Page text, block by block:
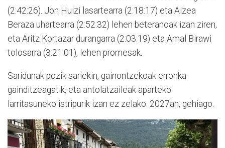
(2:42:26). Jon Huizi lasartearra (2:18:17) eta Aizea
Beraza uhartearra (2:52:32) lehen beteranoak izan ziren,
eta Aritz Kortazar durangarra (2:03:19) eta Amal Birawi
tolosarra (3:21:01), lehen promesak.
Saridunak pozik sariekin, gainontzekoak erronka
gainditzeagatik, eta antolatzaileak aparteko
larritasuneko istripurik izan ez zelako. 2027an, gehiago.